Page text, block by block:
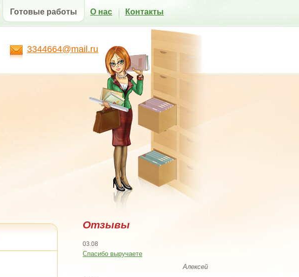
3344664@mail.ru
Готовые работы О нас Контакты
Отзывы
03.08
Спасибо выручаете
Алексей